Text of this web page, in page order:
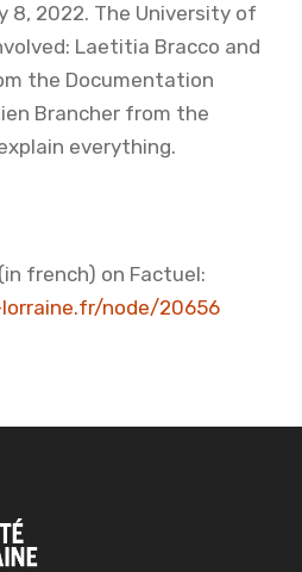
8, 2022. The University of
Laetitia Bracco and
the Documentation
Brancher from the
everything.
french) on Factuel:
node/20656